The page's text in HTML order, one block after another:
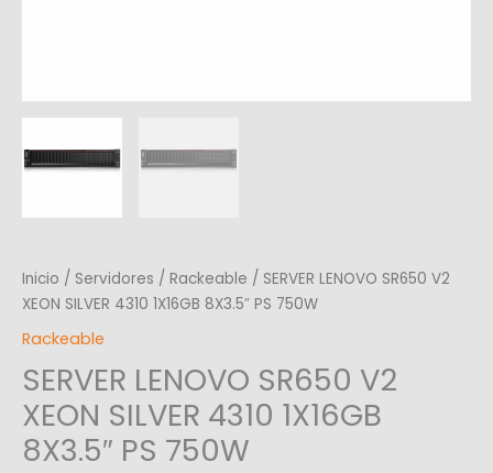
Inicio / Servidores / Rackeable / SERVER LENOVO SR650 V2
XEON SILVER 4310 1X16GB 8X3.5″ PS 750W
Rackeable
SERVER LENOVO SR650 V2
XEON SILVER 4310 1X16GB
8X3.5″ PS 750W